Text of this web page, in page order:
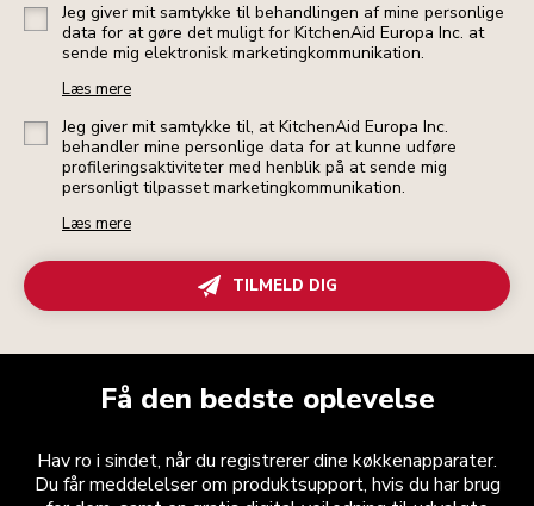
Jeg giver mit samtykke til behandlingen af mine personlige
data for at gøre det muligt for KitchenAid Europa Inc. at
sende mig elektronisk marketingkommunikation.
Læs mere
Jeg giver mit samtykke til, at KitchenAid Europa Inc.
behandler mine personlige data for at kunne udføre
profileringsaktiviteter med henblik på at sende mig
personligt tilpasset marketingkommunikation.
Læs mere
TILMELD DIG
Få den bedste oplevelse
Hav ro i sindet, når du registrerer dine køkkenapparater.
Du får meddelelser om produktsupport, hvis du har brug